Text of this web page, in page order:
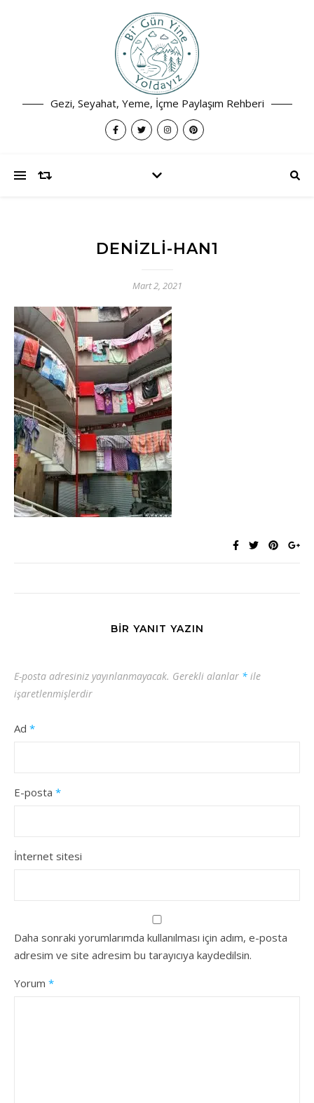
Gezi, Seyahat, Yeme, İçme Paylaşım Rehberi
DENIZLI-HAN1
Mart 2, 2021
BIR YANIT YAZIN
E-posta adresiniz yayınlanmayacak. Gerekli alanlar * ile
işaretlenmişlerdir
Ad *
E-posta *
İnternet sitesi
Daha sonraki yorumlarımda kullanılması için adım, e-posta
adresim ve site adresim bu tarayıcıya kaydedilsin.
Yorum *